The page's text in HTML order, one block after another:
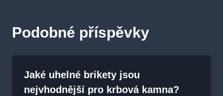
Podobné příspěvky
Jaké uhelné brikety jsou
nejvhodnější pro krbová kamna?